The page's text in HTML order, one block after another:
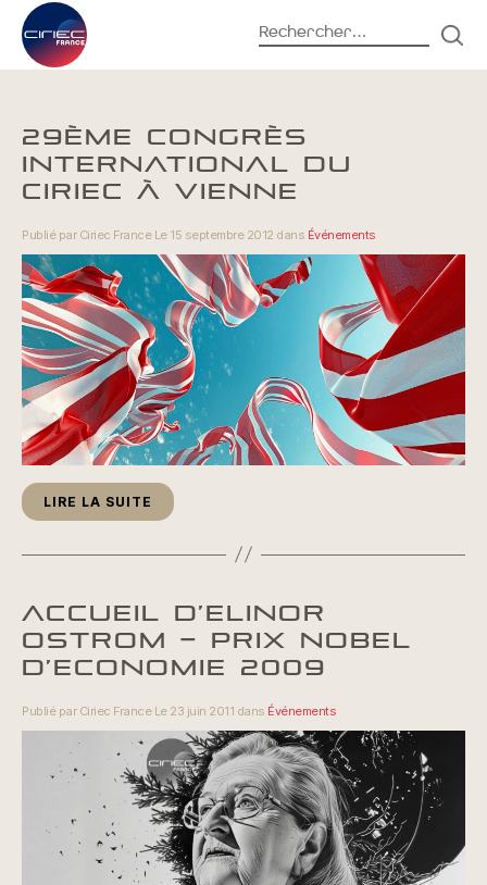
Rechercher :
Accueil Actualités
29ÈME CONGRÈS
INTERNATIONAL DU
CIRIEC À VIENNE
Publié par Ciriec France Le 15 septembre 2012 dans Événements
LIRE LA SUITE
ACCUEIL D’ELINOR
OSTROM – PRIX NOBEL
D’ECONOMIE 2009
Publié par Ciriec France Le 23 juin 2011 dans Événements